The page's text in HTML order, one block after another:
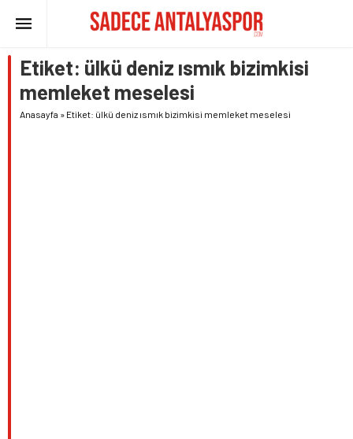
Etiket: ülkü deniz ısmık bizimkisi
memleket meselesi
Anasayfa » Etiket: ülkü deniz ısmık bizimkisi memleket meselesi